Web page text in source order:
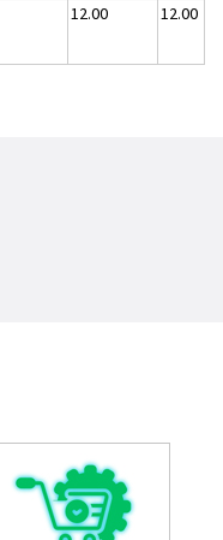
12.00 12.00